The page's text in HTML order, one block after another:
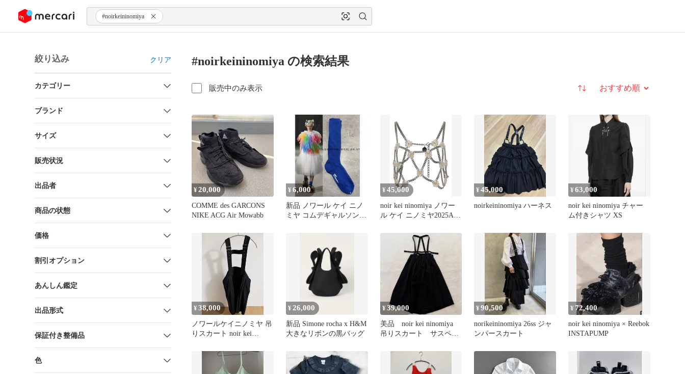
ツにスキップ #noirkeininomiya
絞り込み クリア
カテゴリー
ブランド
サイズ
販売状況
出品者
商品の状態
価格
割引オプション
あんしん鑑定
出品形式
保証付き整備品
色
#noirkeininomiya の検索結果
販売中のみ表示 並び替え
¥20,000
COMME des GARCONS
NIKE ACG Air Mowabb
¥ 6,000
新品 ノワール ケイ ニノ
ミヤ コムデギャルソン
¥45,000
noir kei ninomiya ノワー
ル ケイ ニノミヤ2025AW
¥45,000
noirkeininomiya ハーネス
¥63,000
noir kei ninomiya チャー
ム付きシャツ XS
¥38,000
ノワールケイニノミヤ 吊
りスカート noir kei
¥ 26,000
新品 Simone rocha x H&M
大きなリボンの黒バッグ
¥39,000
美品 noir kei ninomiya
吊りスカート サスペン
¥90,500
norikeininomiya 26ss ジャ
ンパースカート
¥ 72,400
noir kei ninomiya × Reebok
INSTAPUMP